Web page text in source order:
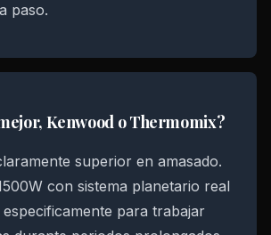
paso.
Kenwood o Thermomix?
superior en amasado.
con sistema planetario real
especificamente para trabajar